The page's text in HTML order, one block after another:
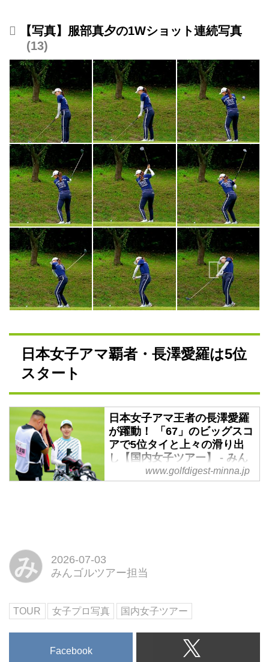
【写真】服部真夕の1Wショット連続写真
13
日本女子アマ覇者・長澤愛羅は5位
スタート
日本女子アマ王者の長澤愛羅
が躍動！ 「67」のビッグスコ
アで5位タイと上々の滑り出
し【国内女子ツアー】 - みん
なのゴルフダイジェスト
67回 日本女子アマチュアゴルフ
位タイに入った。
www.golfdigest-minna.jp
み
2026-07-03
みんゴルツアー担当
TOUR 女子プロ写真 国内女子ツアー
Facebook